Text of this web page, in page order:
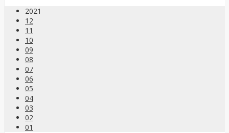
2021
12
11
10
09
08
07
06
05
04
03
02
01